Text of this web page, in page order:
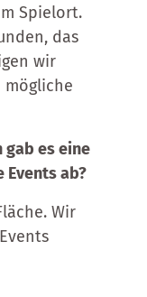
Spielort.
das
wir
mögliche
gab es eine
Events ab?
Wir